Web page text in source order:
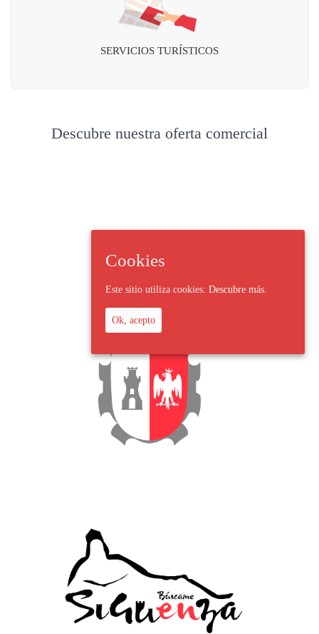
SERVICIOS TURÍSTICOS
Descubre nuestra oferta comercial
Cookies
Este sitio utiliza cookies: Descubre más.
Ok, acepto